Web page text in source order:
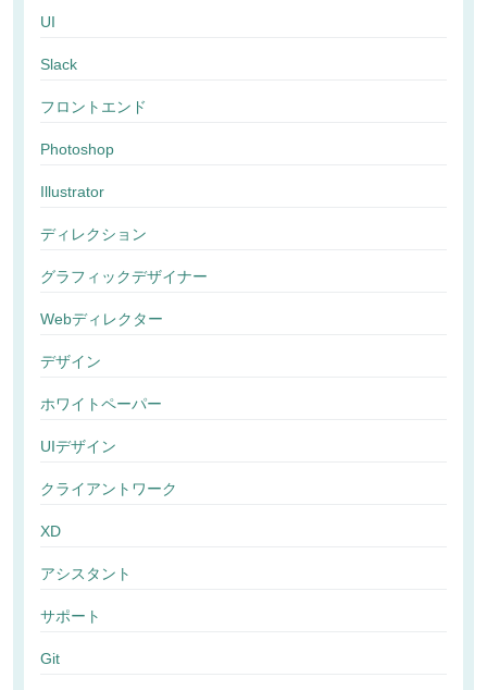
UI
Slack
フロントエンド
Photoshop
Illustrator
ディレクション
グラフィックデザイナー
Webディレクター
デザイン
ホワイトペーパー
UIデザイン
クライアントワーク
XD
アシスタント
サポート
Git